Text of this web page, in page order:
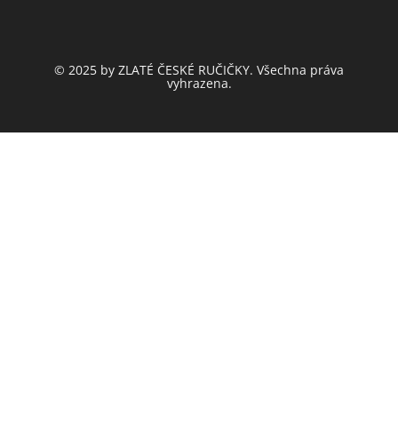
© 2025 by ZLATÉ ČESKÉ RUČIČKY. Všechna práva
vyhrazena.